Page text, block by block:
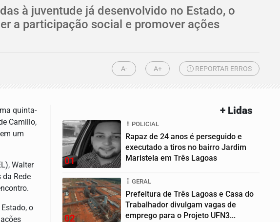
à juventude já desenvolvido no Estado, o
a participação social e promover ações
A- A+ REPORTAR ERROS
quinta-
Camillo,
um
Walter
da Rede
o
+ Lidas
01
POLICIAL
Rapaz de 24 anos é perseguido e
executado a tiros no bairro Jardim
Maristela em Três Lagoas
02
GERAL
Prefeitura de Três Lagoas e Casa do
Trabalhador divulgam vagas de
emprego para o Projeto UFN3...